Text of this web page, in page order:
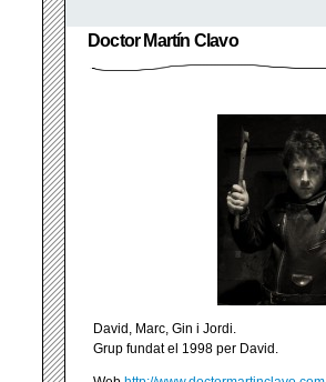
Doctor Martín Clavo
David, Marc, Gin i Jordi.
Grup fundat el 1998 per David.